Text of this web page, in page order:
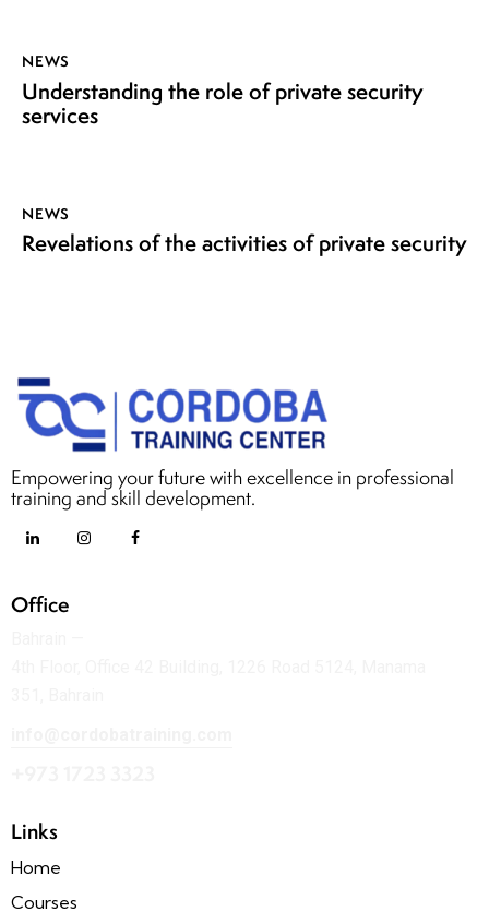
NEWS
Understanding the role of private security
services
NEWS
Revelations of the activities of private security
Empowering your future with excellence in professional
training and skill development.
Office
Links
Home
Courses